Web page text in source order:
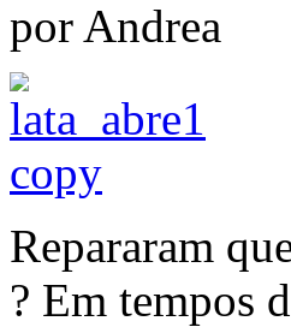
por Andrea
Repararam
? Em tempos